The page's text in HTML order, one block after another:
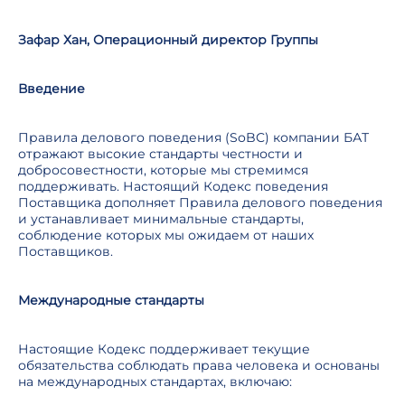
Зафар Хан, Операционный директор Группы
Введение
Правила делового поведения (SoBC) компании БАТ
отражают высокие стандарты честности и
добросовестности, которые мы стремимся
поддерживать. Настоящий Кодекс поведения
Поставщика дополняет Правила делового поведения
и устанавливает минимальные стандарты,
соблюдение которых мы ожидаем от наших
Поставщиков.
Международные стандарты
Настоящие Кодекс поддерживает текущие
обязательства соблюдать права человека и основаны
на международных стандартах, включаю: